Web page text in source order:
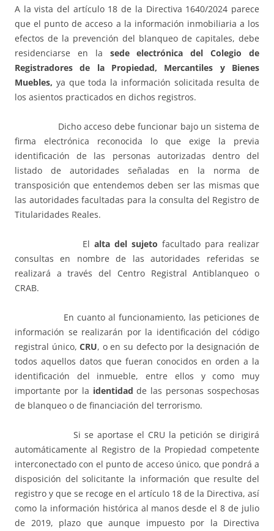
A la vista del artículo 18 de la Directiva 1640/2024 parece
que el punto de acceso a la información inmobiliaria a los
efectos de la prevención del blanqueo de capitales, debe
residenciarse en la sede electrónica del Colegio de
Registradores de la Propiedad, Mercantiles y Bienes
Muebles, ya que toda la información solicitada resulta de
los asientos practicados en dichos registros.
Dicho acceso debe funcionar bajo un sistema de
firma electrónica reconocida lo que exige la previa
identificación de las personas autorizadas dentro del
listado de autoridades señaladas en la norma de
transposición que entendemos deben ser las mismas que
las autoridades facultadas para la consulta del Registro de
Titularidades Reales.
Elalta del sujeto facultado para realizar
consultas en nombre de las autoridades referidas se
realizará a través del Centro Registral Antiblanqueo o
CRAB.
En cuanto al funcionamiento, las peticiones de
información se realizarán por la identificación del código
registral único,CRU, o en su defecto por la designación de
todos aquellos datos que fueran conocidos en orden a la
identificación del inmueble, entre ellos y como muy
importante por la identidad de las personas sospechosas
de blanqueo o de financiación del terrorismo.
Si se aportase el CRU la petición se dirigirá
automáticamente al Registro de la Propiedad competente
interconectado con el punto de acceso único, que pondrá a
disposición del solicitante la información que resulte del
registro y que se recoge en el artículo 18 de la Directiva, así
como la información histórica al manos desde el 8 de julio
de 2019, plazo que aunque impuesto por la Directiva